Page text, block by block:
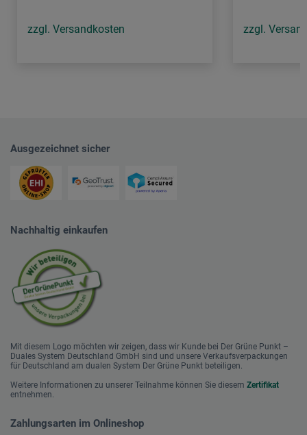
zzgl. Versandkosten zzgl.
Ausgezeichnet sicher
Nachhaltig einkaufen
Mit diesem Logo möchten wir zeigen, dass wir Kunde bei Der Grüne Punkt –
Duales System Deutschland GmbH sind und unsere Verkaufsverpackungen
für Deutschland am dualen System Der Grüne Punkt beteiligen.
Weitere Informationen zu unserer Teilnahme können Sie diesem Zertifikat
entnehmen.
Zahlungsarten im Onlineshop